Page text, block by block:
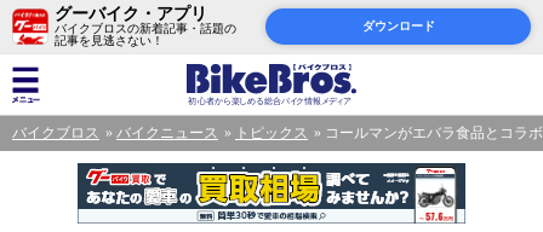
グーバイク・アプリ
バイクブロスの新着記事・話題の
記事を見逃さない！
ダウンロード
バイクブロス バイクニュース トピックス コールマンがエバラ食品とコラ